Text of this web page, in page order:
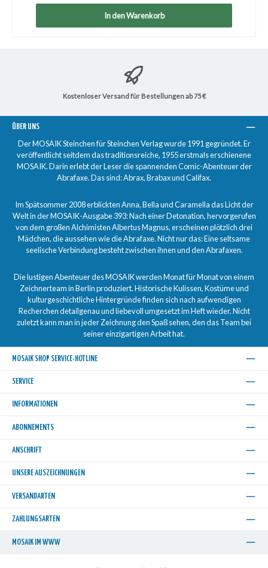
In den Warenkorb
Kostenloser Versand für Bestellungen ab 75 €
ÜBER UNS
Der MOSAIK Steinchen für Steinchen Verlag wurde 1991 gegründet. Er
veröffentlicht seitdem das traditionsreiche, 1955 erstmals erschienene
MOSAIK. Darin erlebt der Leser die spannenden Comic-Abenteuer der
Abrafaxe. Das sind: Abrax, Brabax und Califax.
Im Spätsommer 2008 erblickten Anna, Bella und Caramella das Licht der
Welt in der MOSAIK-Ausgabe 393: Nach einer Detonation, hervorgerufen
von dem großen Alchimisten Albertus Magnus, erscheinen plötzlich drei
Mädchen, die aussehen wie die Abrafaxe. Nicht nur das: Eine seltsame
seelische Verbindung besteht zwischen ihnen und den Abrafaxen.
Die lustigen Abenteuer des MOSAIK werden Monat für Monat von einem
Zeichnerteam in Berlin produziert. Historische Kulissen, Kostüme und
kulturgeschichtliche Hintergründe finden sich nach aufwendigen
Recherchen detailgenau und liebevoll umgesetzt im Heft wieder. Nicht
zuletzt kann man in jeder Zeichnung den Spaß sehen, den das Team bei
seiner einzigartigen Arbeit hat.
MOSAIK SHOP SERVICE-HOTLINE
SERVICE
INFORMATIONEN
ABONNEMENTS
ANSCHRIFT
UNSERE AUSZEICHNUNGEN
VERSANDARTEN
ZAHLUNGSARTEN
MOSAIK IM WWW